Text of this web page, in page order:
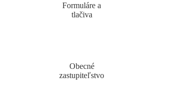
Formuláre a
tlačiva
Obecné
zastupiteľstvo